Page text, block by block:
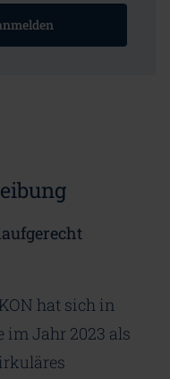
hat sich in
im Jahr 2023 als